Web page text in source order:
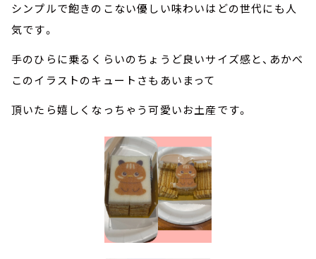
シンプルで飽きのこない優しい味わいはどの世代にも人
気です。
手のひらに乗るくらいのちょうど良いサイズ感と、あかべ
このイラストのキュートさもあいまって
頂いたら嬉しくなっちゃう可愛いお土産です。